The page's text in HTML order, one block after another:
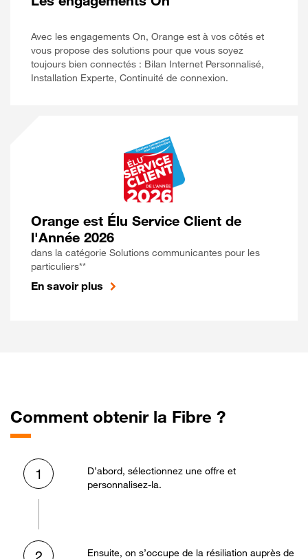
Avec les engagements On, Orange est à vos côtés et
vous propose des solutions pour que vous soyez
toujours bien connectés : Bilan Internet Personnalisé,
Installation Experte, Continuité de connexion.
Orange est Élu Service Client de
l'Année 2026
dans la catégorie Solutions communicantes pour les
particuliers**
En savoir plus
Comment obtenir la Fibre ?
1
D’abord, sélectionnez une offre et
personnalisez-la.
Ensuite, on s’occupe de la résiliation auprès de